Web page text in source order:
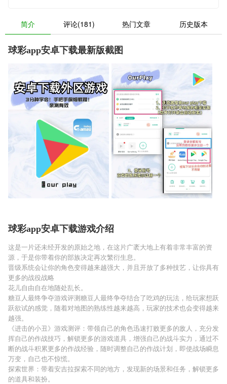
简介 评论(181) 热门文章 历史版本
球彩app安卓下载最新版截图
球彩app安卓下载游戏介绍
这是一片还未经开发的原始之地，在这片广袤大地上有着非常丰富的资
源，于是你带着你的部族决定再次繁衍生息。
晋级系统会让你的角色变得越来越强大，并且开放了多种技艺，让你具有
更多的战役战略
花儿自由自在地随处乱长。
糖豆人最终争夺游戏评测糖豆人最终争夺结合了吃鸡的玩法，给玩家想跃
跃欲试的感觉，随着对地图的熟练性越来越高，玩家的技术也会变得越来
越强。
《进击的小丑》游戏测评：带领自己的角色迅速打败更多的敌人，充分发
挥自己的作战技巧，解锁更多的游戏道具，增强自己的战斗实力，通过不
断的战斗积累更多的作战经验，随时调整自己的作战计划，即使战场瞬息
万变，自己也不惊慌。
探索世界：带着安吉拉探索不同的地方，发现新的场景和任务，解锁更多
的道具和装扮。